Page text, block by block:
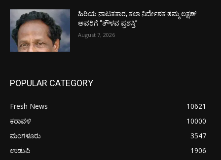
ಹಿರಿಯ ನಾಟಕಕಾರ, ಕಲಾ ನಿರ್ದೇಶಕ ತಮ್ಮ ಲಕ್ಷಣ್
ಅವರಿಗೆ “ತೌಳವ ಪ್ರಶಸ್ತಿ”
August 7, 2026
POPULAR CATEGORY
Fresh News
10621
ಕರಾವಳಿ
10000
ಮಂಗಳೂರು
3547
ಉಡುಪಿ
1906